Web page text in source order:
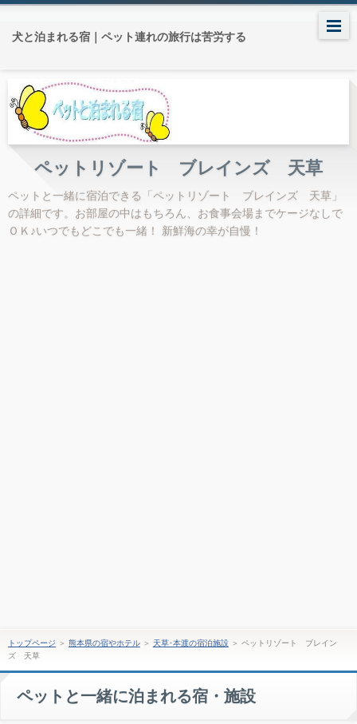
犬と泊まれる宿｜ペット連れの旅行は苦労する
ペットリゾート ブレインズ 天草
ペットと一緒に宿泊できる「ペットリゾート ブレインズ 天草」
の詳細です。お部屋の中はもちろん、お食事会場までケージなしで
ＯＫ♪いつでもどこでも一緒！ 新鮮海の幸が自慢！
トップページ ＞ 熊本県の宿やホテル＞ 天草･本渡の宿泊施設＞ ペットリゾート ブレイン
ズ 天草
ペットと一緒に泊まれる宿・施設